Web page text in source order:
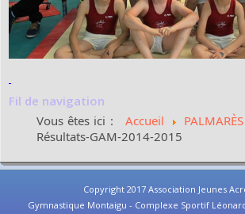
Fil de navigation
Vous êtes ici :Accueil PALMARÈS
Résultats-GAM-2014-2015
Copyright 2017 Association Jeunes
Gymnastique Montaigu - Complexe Sportif